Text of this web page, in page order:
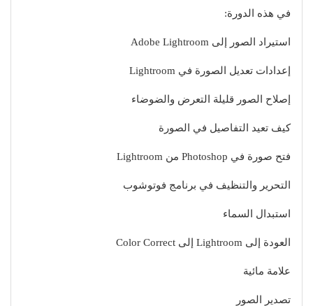
في هذه الدورة:
استيراد الصور إلى Adobe Lightroom
إعدادات تعديل الصورة في Lightroom
إصلاح الصور قليلة التعرض والضوضاء
كيف تعيد التفاصيل في الصورة
فتح صورة في Photoshop من Lightroom
التحرير والتنظيف في برنامج فوتوشوب
استبدال السماء
العودة إلى Lightroom إلى Color Correct
علامة مائية
تصدير الصور